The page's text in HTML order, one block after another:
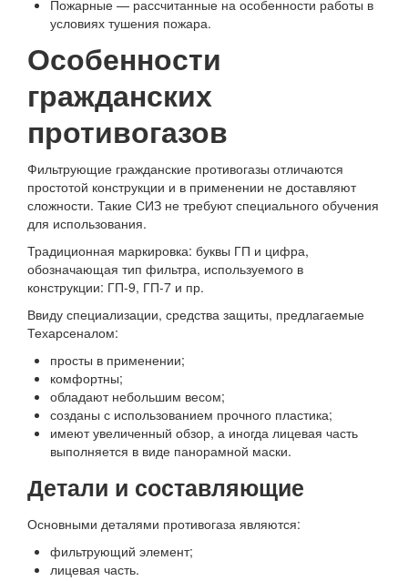
Пожарные — рассчитанные на особенности работы в
условиях тушения пожара.
Особенности
гражданских
противогазов
Фильтрующие гражданские противогазы отличаются
простотой конструкции и в применении не доставляют
сложности. Такие СИЗ не требуют специального обучения
для использования.
Традиционная маркировка: буквы ГП и цифра,
обозначающая тип фильтра, используемого в
конструкции: ГП-9, ГП-7 и пр.
Ввиду специализации, средства защиты, предлагаемые
Техарсеналом:
просты в применении;
комфортны;
обладают небольшим весом;
созданы с использованием прочного пластика;
имеют увеличенный обзор, а иногда лицевая часть
выполняется в виде панорамной маски.
Детали и составляющие
Основными деталями противогаза являются:
фильтрующий элемент;
лицевая часть.